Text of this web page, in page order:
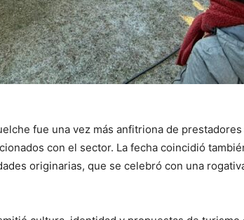
fue una vez más anfitriona de
con el sector. La fecha coincidió
originarias, que se celebró con una